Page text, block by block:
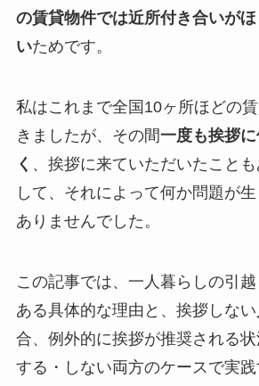
の賃貸物件では近所付き合いが
いためです。
私はこれまで全国10ヶ所ほどの
きましたが、その間一度も挨拶
く 、挨拶に来ていただいたこと
して、それによって何か問題が
ありませんでした。
この記事では、一人暮らしの引
ある具体的な理由と、挨拶しな
合、例外的に挨拶が推奨される
する・しない両方のケースで実